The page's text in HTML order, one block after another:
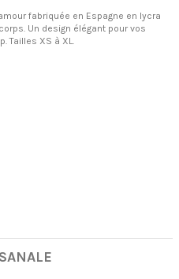
fabriquée en Espagne en lycra
Un design élégant pour vos
Tailles XS à XL.